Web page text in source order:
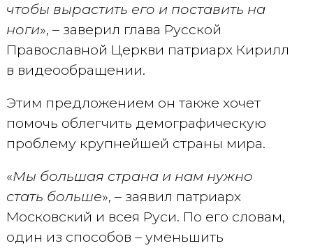
чтобы вырастить его и поставить на
ноги», – заверил глава Русской
Православной Церкви патриарх Кирилл
в видеообращении.
Этим предложением он также хочет
помочь облегчить демографическую
проблему крупнейшей страны мира.
«Мы большая страна и нам нужно
стать больше», – заявил патриарх
Московский и всея Руси. По его словам,
один из способов – уменьшить